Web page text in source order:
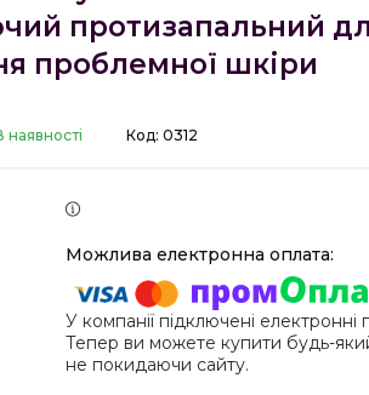
протизапальний
проблемної шкіри
наявності Код: 0312
У компанії підключені електронні
Тепер ви можете купити будь-
не покидаючи сайту.